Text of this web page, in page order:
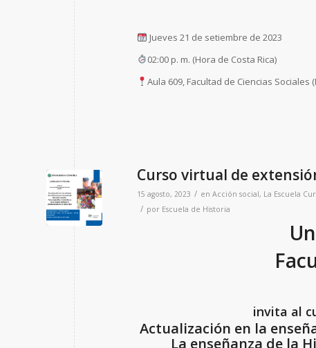
Jueves 21 de setiembre de 2023
02:00 p. m. (Hora de Costa Rica)
Aula 609, Facultad de Ciencias Sociales
Curso virtual de
15 agosto, 2023 / en Acción social, La Escuela
/ por Escuela de Historia
invita al
Actualización en la
La enseñanza de la